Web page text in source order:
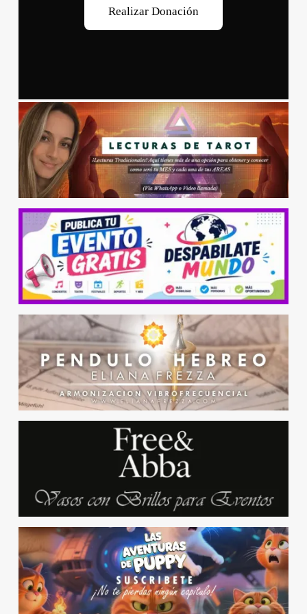
Realizar Donación